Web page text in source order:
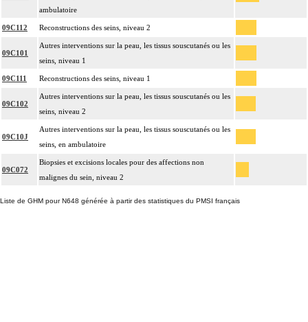
ambulatoire
09C112 Reconstructions des seins, niveau 2
09C101
Autres interventions sur la peau, les tissus souscutanés ou les
seins, niveau 1
09C111 Reconstructions des seins, niveau 1
09C102
Autres interventions sur la peau, les tissus souscutanés ou les
seins, niveau 2
09C10J
Autres interventions sur la peau, les tissus souscutanés ou les
seins, en ambulatoire
09C072
Biopsies et excisions locales pour des affections non
malignes du sein, niveau 2
Liste de GHM pour N648 générée à partir des statistiques du PMSI français